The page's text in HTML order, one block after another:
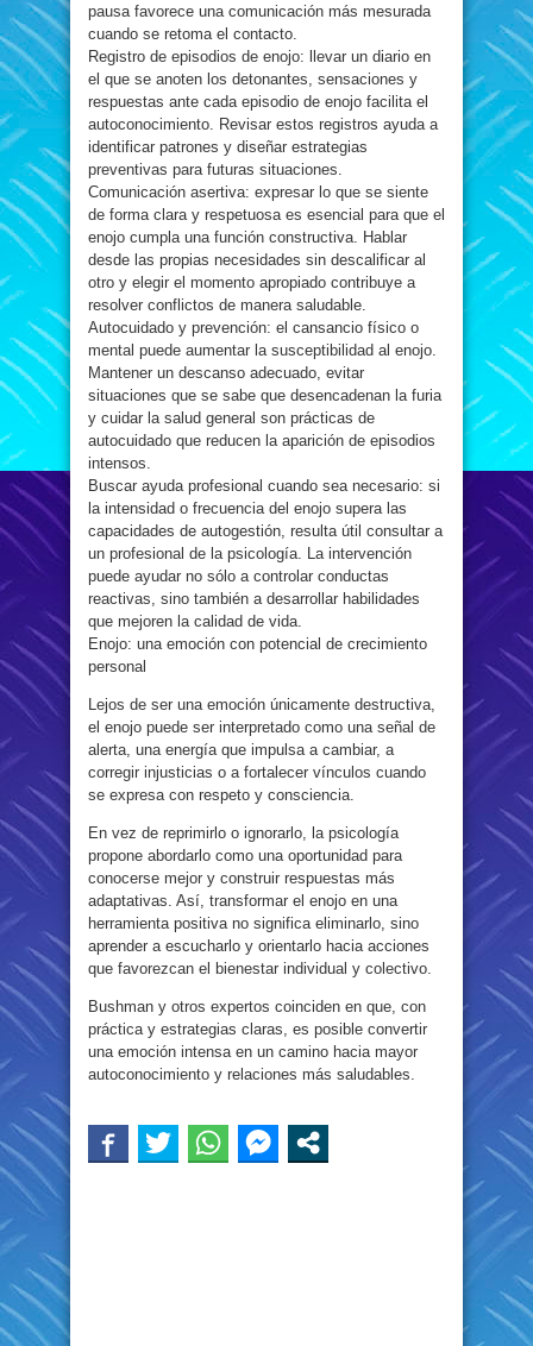
pausa favorece una comunicación más mesurada
cuando se retoma el contacto.
Registro de episodios de enojo: llevar un diario en
el que se anoten los detonantes, sensaciones y
respuestas ante cada episodio de enojo facilita el
autoconocimiento. Revisar estos registros ayuda a
identificar patrones y diseñar estrategias
preventivas para futuras situaciones.
Comunicación asertiva: expresar lo que se siente
de forma clara y respetuosa es esencial para que el
enojo cumpla una función constructiva. Hablar
desde las propias necesidades sin descalificar al
otro y elegir el momento apropiado contribuye a
resolver conflictos de manera saludable.
Autocuidado y prevención: el cansancio físico o
mental puede aumentar la susceptibilidad al enojo.
Mantener un descanso adecuado, evitar
situaciones que se sabe que desencadenan la furia
y cuidar la salud general son prácticas de
autocuidado que reducen la aparición de episodios
intensos.
Buscar ayuda profesional cuando sea necesario: si
la intensidad o frecuencia del enojo supera las
capacidades de autogestión, resulta útil consultar a
un profesional de la psicología. La intervención
puede ayudar no sólo a controlar conductas
reactivas, sino también a desarrollar habilidades
que mejoren la calidad de vida.
Enojo: una emoción con potencial de crecimiento
personal
Lejos de ser una emoción únicamente destructiva,
el enojo puede ser interpretado como una señal de
alerta, una energía que impulsa a cambiar, a
corregir injusticias o a fortalecer vínculos cuando
se expresa con respeto y consciencia.
En vez de reprimirlo o ignorarlo, la psicología
propone abordarlo como una oportunidad para
conocerse mejor y construir respuestas más
adaptativas. Así, transformar el enojo en una
herramienta positiva no significa eliminarlo, sino
aprender a escucharlo y orientarlo hacia acciones
que favorezcan el bienestar individual y colectivo.
Bushman y otros expertos coinciden en que, con
práctica y estrategias claras, es posible convertir
una emoción intensa en un camino hacia mayor
autoconocimiento y relaciones más saludables.